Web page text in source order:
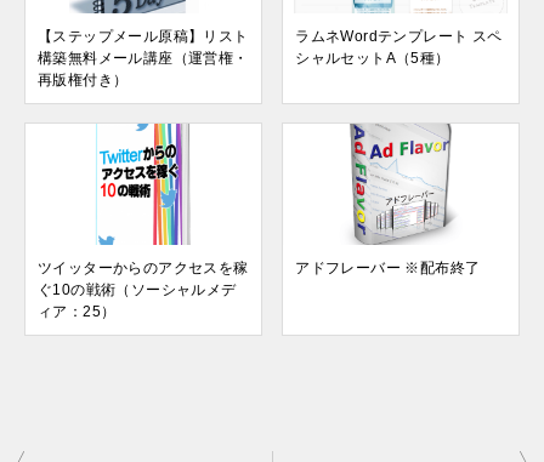
【ステップメール原稿】リスト
構築無料メール講座（運営権・
再版権付き）
ラムネWordテンプレート スペ
シャルセットA（5種）
ツイッターからのアクセスを稼
ぐ10の戦術（ソーシャルメデ
ィア：25）
アドフレーバー ※配布終了